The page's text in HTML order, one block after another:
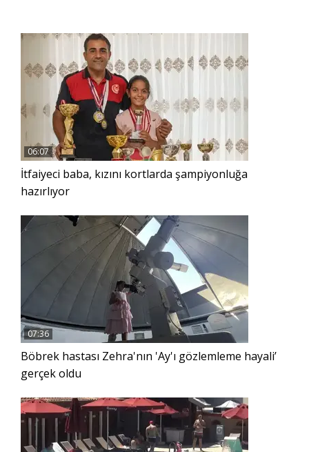
06:07
İtfaiyeci baba, kızını kortlarda şampiyonluğa
hazırlıyor
07:36
Böbrek hastası Zehra'nın 'Ay'ı gözlemleme hayali’
gerçek oldu